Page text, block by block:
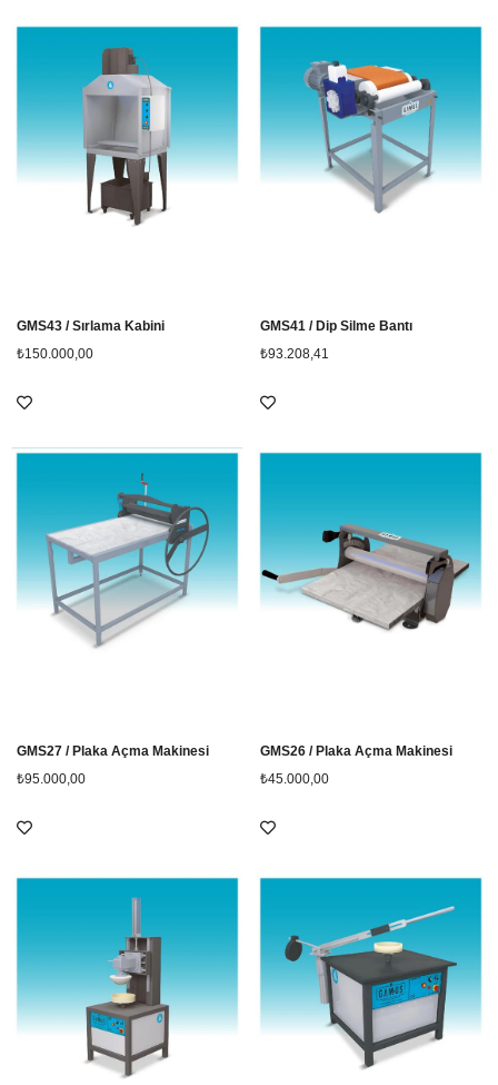
GMS43 / Sırlama Kabini
₺150.000,00
GMS41 / Dip Silme Bantı
₺93.208,41
GMS27 / Plaka Açma Makinesi
₺95.000,00
GMS26 / Plaka Açma Makinesi
₺45.000,00